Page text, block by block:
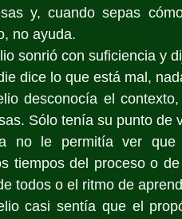
y, cuando sepas
no ayuda.
sonrió con suficiencia y
dice lo que está mal,
desconocía el
Sólo tenía su punto
no le permitía ver
tiempos del proceso o
todos o el ritmo de
casi sentía que el